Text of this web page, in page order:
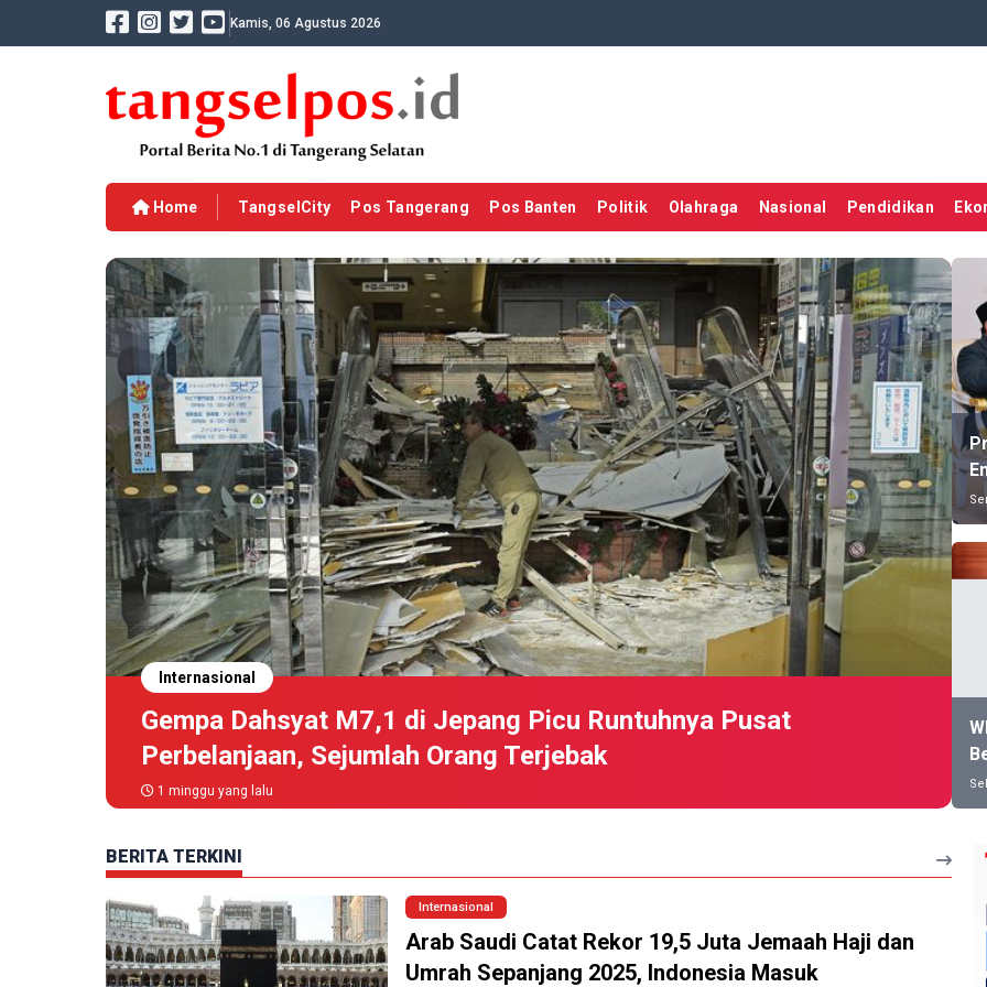
Kamis, 06 Agustus 2026
Home TangselCity Pos Tangerang Pos Banten Politik Olahraga Nasional Pendidikan
Internasional
Gempa Dahsyat M7,1 di Jepang Picu Runtuhnya Pusat
Perbelanjaan, Sejumlah Orang Terjebak
1 minggu yang lalu
BERITA TERKINI
Internasional
Arab Saudi Catat Rekor 19,5 Juta Jemaah Haji dan
Umrah Sepanjang 2025, Indonesia Masuk